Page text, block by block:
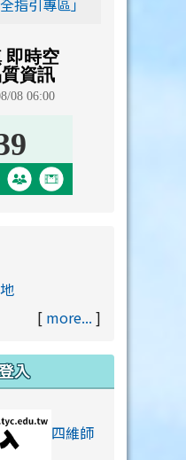
指引專區」
[ more... ]
入
四維師